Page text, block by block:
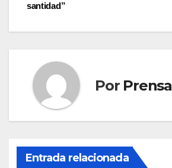
santidad”
Por Prensa
Entrada relacionada